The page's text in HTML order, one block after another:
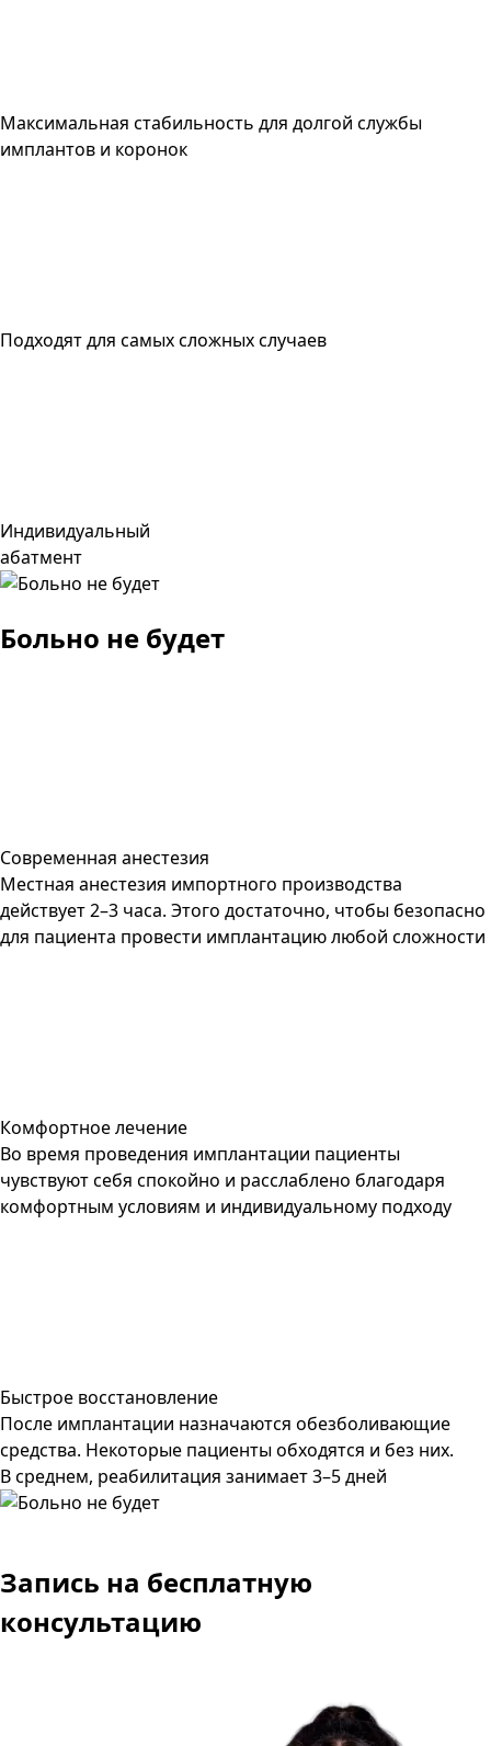
Максимальная стабильность для долгой службы
имплантов и коронок
Подходят для самых сложных случаев
Индивидуальный
абатмент
Больно не будет
Современная анестезия
Местная анестезия импортного производства
действует 2–3 часа. Этого достаточно, чтобы безопасно
для пациента провести имплантацию любой сложности
Комфортное лечение
Во время проведения имплантации пациенты
чувствуют себя спокойно и расслаблено благодаря
комфортным условиям и индивидуальному подходу
Быстрое восстановление
После имплантации назначаются обезболивающие
средства. Некоторые пациенты обходятся и без них.
В среднем, реабилитация занимает 3–5 дней
Запись на бесплатную
консультацию